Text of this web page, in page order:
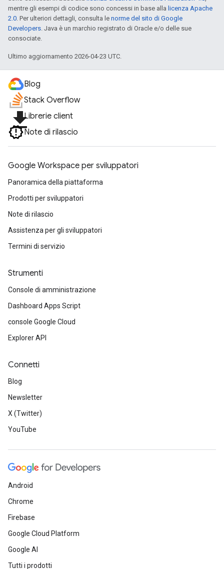
mentre gli esempi di codice sono concessi in base alla licenza Apache
2.0. Per ulteriori dettagli, consulta le norme del sito di Google
Developers. Java è un marchio registrato di Oracle e/o delle sue
consociate.
Ultimo aggiornamento 2026-04-23 UTC.
Blog
Stack Overflow
file_downloadLibrerie client
Note di rilascio
Google Workspace per sviluppatori
Panoramica della piattaforma
Prodotti per sviluppatori
Note di rilascio
Assistenza per gli sviluppatori
Termini di servizio
Strumenti
Console di amministrazione
Dashboard Apps Script
console Google Cloud
Explorer API
Connetti
Blog
Newsletter
X (Twitter)
YouTube
Android
Chrome
Firebase
Google Cloud Platform
Google AI
Tutti i prodotti